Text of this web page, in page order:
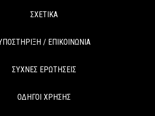
ΣΧΕΤΙΚΑ
/ ΕΠΙΚΟΙΝΩΝΙΑ
ΣΥΧΝΕΣ ΕΡΩΤΗΣΕΙΣ
ΟΔΗΓΟΙ ΧΡΗΣΗΣ